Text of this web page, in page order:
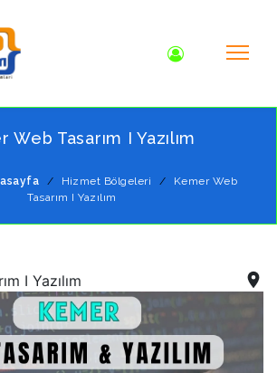
Web Tasarım I Yazılım
/ Hizmet Bölgeleri /
Kemer Web
Tasarım I Yazılım
I Yazılım